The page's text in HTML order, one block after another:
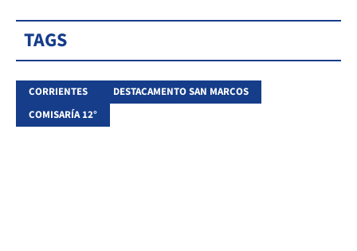
TAGS
CORRIENTES
DESTACAMENTO SAN MARCOS
COMISARÍA 12°